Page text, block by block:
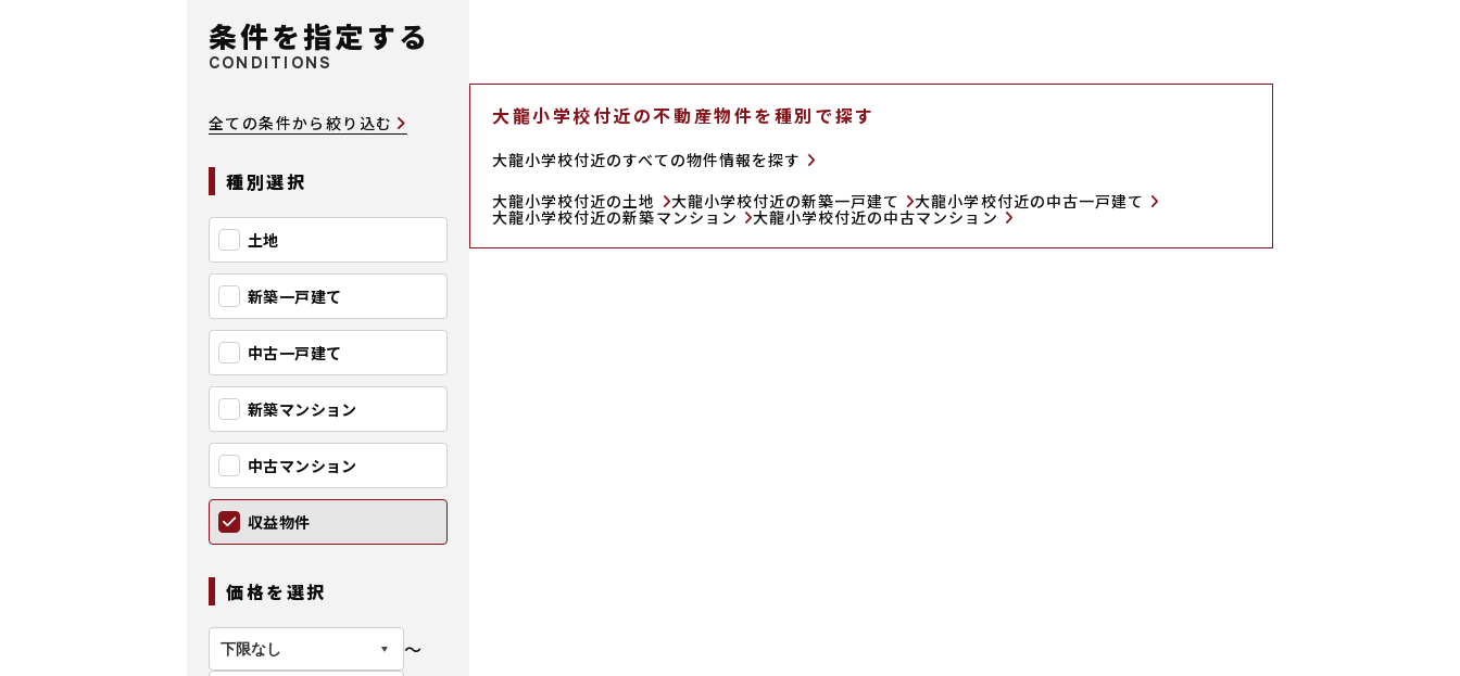
大龍小学校付近の不動産物件を種別で探す
大龍小学校付近のすべての物件情報を探す
大龍小学校付近の土地
大龍小学校付近の新築一戸建て 大龍小学校付近の中古一戸建て
大龍小学校付近の新築マンション 大龍小学校付近の中古マンション
条件を指定する
CONDITIONS
全ての条件から絞り込む
種別選択
土地
新築一戸建て
中古一戸建て
新築マンション
中古マンション
収益物件
価格を選択
〜